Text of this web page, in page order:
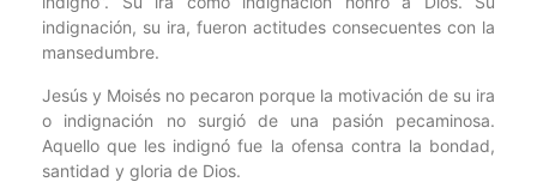
indignación, su ira, fueron actitudes consecuentes con la
mansedumbre.
Jesús y Moisés no pecaron porque la motivación de su ira
o indignación no surgió de una pasión pecaminosa.
Aquello que les indignó fue la ofensa contra la bondad,
santidad y gloria de Dios.